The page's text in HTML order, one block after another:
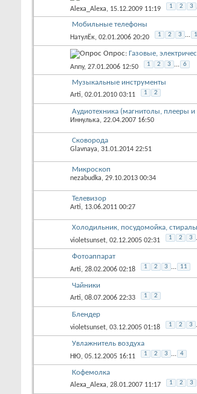
Alexa_Alexa, 15.12.2009 11:19 1 2 3
Мобильные телефоны
НатулЁк, 02.01.2006 20:20 1 2 3 ...
Опрос: Газовые,
Anny, 27.01.2006 12:50 1 2 3 ... 6
Музыкальные инструменты
Arti, 02.01.2010 03:11 1 2
Аудиотехника (магнитолы, плееры и
Иннулька, 22.04.2007 16:50
Сковорода
Glavnaya, 31.01.2014 22:51
Микроскоп
nezabudka, 29.10.2013 00:34
Телевизор
Arti, 13.06.2011 00:27
Холодильник, посудомойка,
violetsunset, 02.12.2005 02:31 1 2 3
Фотоаппарат
Arti, 28.02.2006 02:18 1 2 3 ... 11
Чайники
Arti, 08.07.2006 22:33 1 2
Блендер
violetsunset, 03.12.2005 01:18 1 2 3
Увлажнитель воздуха
НЮ, 05.12.2005 16:11 1 2 3 ... 4
Кофемолка
Alexa_Alexa, 28.01.2007 11:17 1 2 3